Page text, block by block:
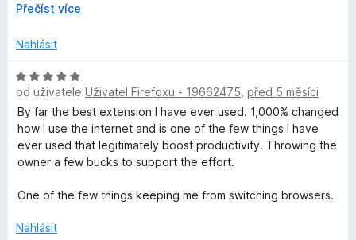
:
z
completely replace or even replicate Firefox's rather limited
R
z
a
l
i
t
d
o
Přečíst více
Nahlásit
H
o
d
n
o
c
n
:
od uživatele Uživatel Firefoxu - 19662475 před 5 měsíci
By far the best extension I have ever used. 1,000% changed
how I use the internet and is one of the few things I have
ever used that legitimately boost productivity. Throwing the
owner a few bucks to support the effort.
One of the few things keeping me from switching browsers.
Nahlásit